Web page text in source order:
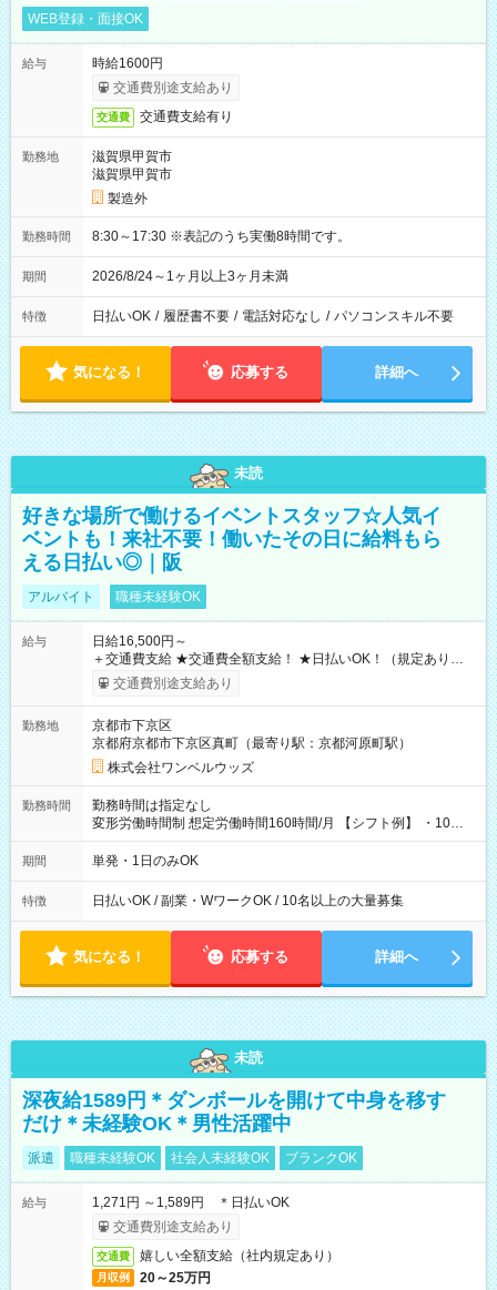
WEB登録・面接OK
給与
時給1600円
交通費別途支給あり
交通費 交通費支給有り
勤務地
滋賀県甲賀市
滋賀県甲賀市
製造外
勤務時間 8:30～17:30 ※表記のうち実働8時間です。
期間 2026/8/24～1ヶ月以上3ヶ月未満
特徴 日払いOK / 履歴書不要 / 電話対応なし / パソコンスキル不要
気になる！ 応募する 詳細へ
未読
好きな場所で働けるイベントスタッフ☆人気イ
ベントも！来社不要！働いたその日に給料もら
える日払い◎｜阪
アルバイト 職種未経験OK
給与
日給16,500円～
＋交通費支給 ★交通費全額支給！ ★日払いOK！（規定あり） ┗
働いたその日に現金GET♪ お仕事後はコンビニATMから 日払
交通費別途支給あり
勤務地
京都市下京区
京都府京都市下京区真町（最寄り駅：京都河原町駅）
株式会社ワンベルウッズ
勤務時間
勤務時間は指定なし
変形労働時間制 想定労働時間160時間/月 【シフト例】 ・10：
00～20：00
期間 単発・1日のみOK
特徴 日払いOK / 副業・WワークOK / 10名以上の大量募集
気になる！ 応募する 詳細へ
未読
深夜給1589円＊ダンボールを開けて中身を移す
だけ＊未経験OK＊男性活躍中
派遣 職種未経験OK 社会人未経験OK ブランクOK
給与
1,271円 ～1,589円 ＊日払いOK
交通費別途支給あり
交通費 嬉しい全額支給（社内規定あり）
月収例 20～25万円